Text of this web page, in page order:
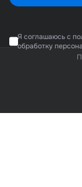
Я соглашаюсь с
обработку